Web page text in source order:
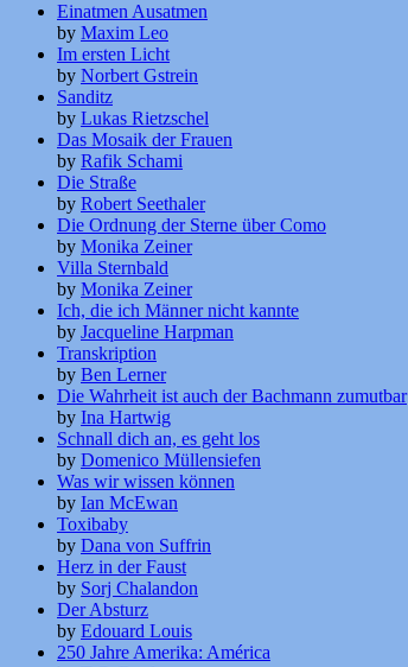
Einatmen Ausatmen
by Maxim Leo
Im ersten Licht
by Norbert Gstrein
Sanditz
by Lukas Rietzschel
Das Mosaik der Frauen
by Rafik Schami
Die Straße
by Robert Seethaler
Die Ordnung der Sterne über Como
by Monika Zeiner
Villa Sternbald
by Monika Zeiner
Ich, die ich Männer nicht kannte
by Jacqueline Harpman
Transkription
by Ben Lerner
Die Wahrheit ist auch der Bachmann zumutbar
by Ina Hartwig
Schnall dich an, es geht los
by Domenico Müllensiefen
Was wir wissen können
by Ian McEwan
Toxibaby
by Dana von Suffrin
Herz in der Faust
by Sorj Chalandon
Der Absturz
by Edouard Louis
250 Jahre Amerika: América